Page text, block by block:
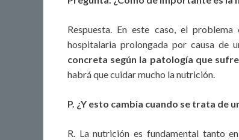
Respuesta. En este caso, el
hospitalaria prolongada por causa de
concreta según la patología que sufre
habrá que cuidar mucho la nutrición.
P. ¿Y esto cambia cuando se trata de
R. La nutrición es fundamental tanto